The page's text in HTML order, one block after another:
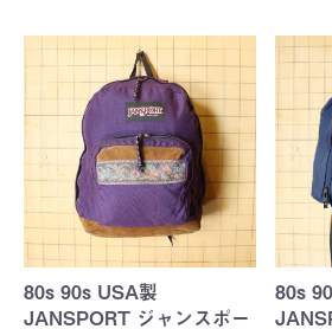
80s 90s USA製
JANSPORT ジャンスポー
80s